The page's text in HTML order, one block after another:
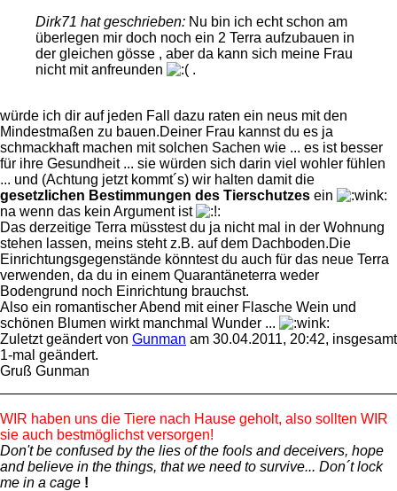
Dirk71 hat geschrieben: Nu bin ich echt schon am
überlegen mir doch noch ein 2 Terra aufzubauen in
der gleichen gösse , aber da kann sich meine Frau
nicht mit anfreunden
.
würde ich dir auf jeden Fall dazu raten ein neus mit den
Mindestmaßen zu bauen.Deiner Frau kannst du es ja
schmackhaft machen mit solchen Sachen wie ... es ist besser
für ihre Gesundheit ... sie würden sich darin viel wohler fühlen
... und (Achtung jetzt kommt´s) wir halten damit die
gesetzlichen Bestimmungen des Tierschutzes ein
na wenn das kein Argument ist
Das derzeitige Terra müsstest du ja nicht mal in der Wohnung
stehen lassen, meins steht z.B. auf dem Dachboden.Die
Einrichtungsgegenstände könntest du auch für das neue Terra
verwenden, da du in einem Quarantäneterra weder
Bodengrund noch Einrichtung brauchst.
Also ein romantischer Abend mit einer Flasche Wein und
schönen Blumen wirkt manchmal Wunder ...
Zuletzt geändert von Gunman am 30.04.2011, 20:42, insgesamt
1-mal geändert.
Gruß Gunman
WIR haben uns die Tiere nach Hause geholt, also sollten WIR
sie auch bestmöglichst versorgen!
Don't be confused by the lies of the fools and deceivers, hope
and believe in the things, that we need to survive... Don´t lock
me in a cage !